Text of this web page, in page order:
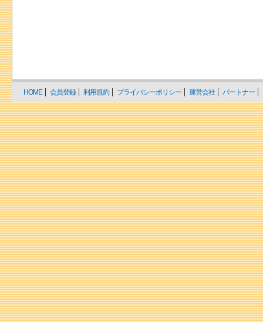
HOME 会員登録 利用規約 プライバシーポリシー 運営会社 パートナー